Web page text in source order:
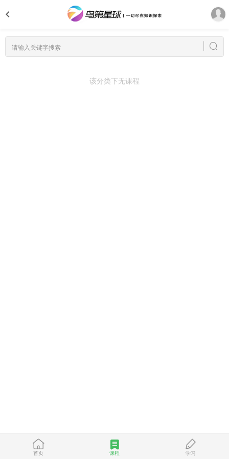
该分类下无课程
首页 课程 学习